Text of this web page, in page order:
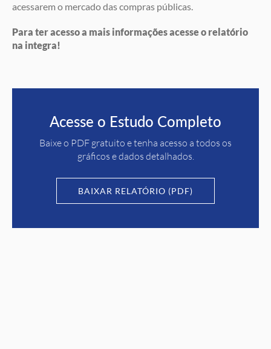
acessarem o mercado das compras públicas.
Para ter acesso a mais informações acesse o relatório
na integra!
Acesse o Estudo Completo
Baixe o PDF gratuito e tenha acesso a todos os
gráficos e dados detalhados.
BAIXAR RELATÓRIO (PDF)